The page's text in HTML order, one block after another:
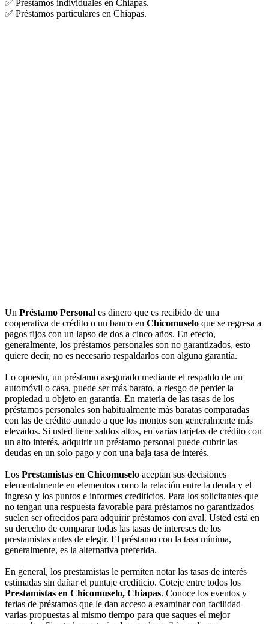
✅ Préstamos individuales en Chiapas.
✅ Préstamos particulares en Chiapas.
Un Préstamo Personal es dinero que es recibido de una
cooperativa de crédito o un banco en Chicomuselo que se regresa a
pagos fijos con un lapso de dos a cinco años. En efecto,
generalmente, los préstamos personales son no garantizados, esto
quiere decir, no es necesario respaldarlos con alguna garantía.
Lo opuesto, un préstamo asegurado mediante el respaldo de un
automóvil o casa, puede ser más barato, a riesgo de perder la
propiedad u objeto en garantía. En materia de las tasas de los
préstamos personales son habitualmente más baratas comparadas
con las de crédito aunado a que los montos son generalmente más
elevados. Si usted tiene saldos altos, en varias tarjetas de crédito con
un alto interés, adquirir un préstamo personal puede cubrir las
deudas en un solo pago y con una baja tasa de interés.
Los Prestamistas en Chicomuselo aceptan sus decisiones
elementalmente en elementos como la relación entre la deuda y el
ingreso y los puntos e informes crediticios. Para los solicitantes que
no tengan una respuesta favorable para préstamos no garantizados
suelen ser ofrecidos para adquirir préstamos con aval. Usted está en
su derecho de comparar todas las tasas de intereses de los
prestamistas antes de elegir. El préstamo con la tasa mínima,
generalmente, es la alternativa preferida.
En general, los prestamistas le permiten notar las tasas de interés
estimadas sin dañar el puntaje crediticio. Coteje entre todos los
Prestamistas en Chicomuselo, Chiapas. Conoce los eventos y
ferias de préstamos que le dan acceso a examinar con facilidad
varias propuestas al mismo tiempo para que saques el mejor